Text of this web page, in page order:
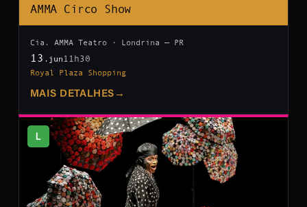
AMMA Circo Show
Cia. AMMA Teatro · Londrina — PR
13 .jun 11h30
Royal Plaza Shopping
MAIS DETALHES →
L